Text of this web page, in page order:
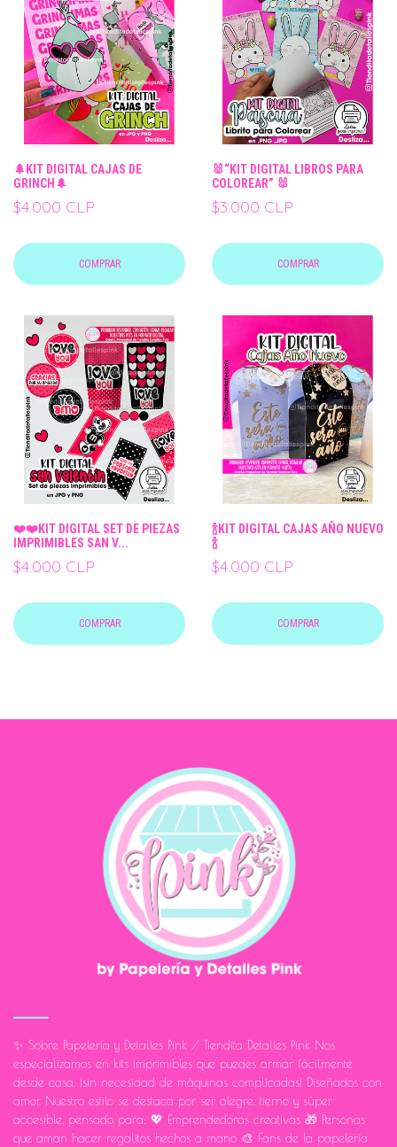
🌲KIT DIGITAL CAJAS DE
GRINCH🌲
$4.000 CLP
COMPRAR
🐰“KIT DIGITAL LIBROS PARA
COLOREAR” 🐰
$3.000 CLP
COMPRAR
❤️❤️KIT DIGITAL SET DE PIEZAS
IMPRIMIBLES SAN V...
$4.000 CLP
COMPRAR
🍾KIT DIGITAL CAJAS AÑO NUEVO
🍾
$4.000 CLP
COMPRAR
✨ Sobre Papelería y Detalles Pink / Tiendita Detalles Pink Nos
especializamos en kits imprimibles que puedes armar fácilmente
desde casa, ¡sin necesidad de máquinas complicadas! Diseñados con
amor. Nuestro estilo se destaca por ser alegre, tierno y súper
accesible, pensado para: 💖 Emprendedoras creativas 🎁 Personas
que aman hacer regalitos hechos a mano 🎨 Fans de la papelería